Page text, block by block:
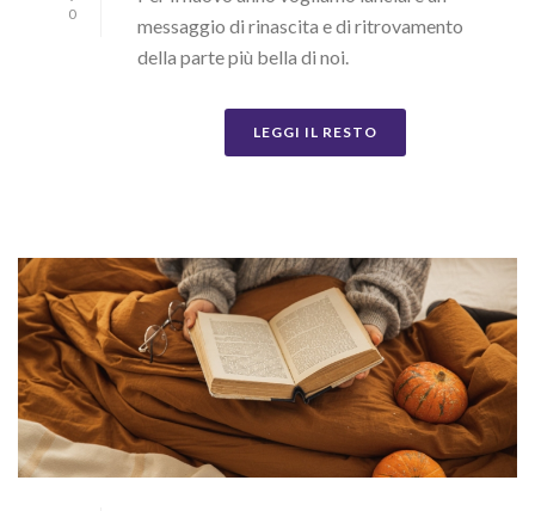
0
messaggio di rinascita e di ritrovamento
della parte più bella di noi.
LEGGI IL RESTO